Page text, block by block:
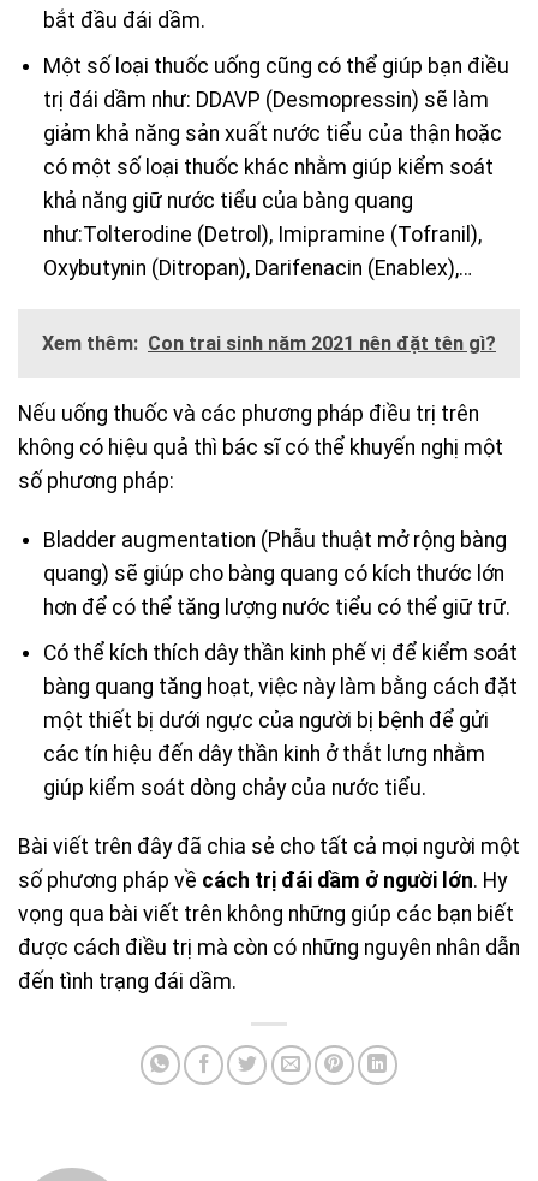
bắt đầu đái dầm.
Một số loại thuốc uống cũng có thể giúp bạn điều
trị đái dầm như: DDAVP (Desmopressin) sẽ làm
giảm khả năng sản xuất nước tiểu của thận hoặc
có một số loại thuốc khác nhằm giúp kiểm soát
khả năng giữ nước tiểu của bàng quang
như:Tolterodine (Detrol), Imipramine (Tofranil),
Oxybutynin (Ditropan), Darifenacin (Enablex),…
Xem thêm: Con trai sinh năm 2021 nên đặt tên gì?
Nếu uống thuốc và các phương pháp điều trị trên
không có hiệu quả thì bác sĩ có thể khuyến nghị một
số phương pháp:
Bladder augmentation (Phẫu thuật mở rộng bàng
quang) sẽ giúp cho bàng quang có kích thước lớn
hơn để có thể tăng lượng nước tiểu có thể giữ trữ.
Có thể kích thích dây thần kinh phế vị để kiểm soát
bàng quang tăng hoạt, việc này làm bằng cách đặt
một thiết bị dưới ngực của người bị bệnh để gửi
các tín hiệu đến dây thần kinh ở thắt lưng nhằm
giúp kiểm soát dòng chảy của nước tiểu.
Bài viết trên đây đã chia sẻ cho tất cả mọi người một
số phương pháp về cách trị đái dầm ở người lớn. Hy
vọng qua bài viết trên không những giúp các bạn biết
được cách điều trị mà còn có những nguyên nhân dẫn
đến tình trạng đái dầm.